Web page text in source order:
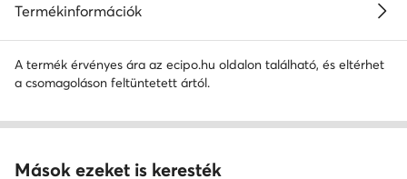
Termékinformációk
A termék érvényes ára az ecipo.hu oldalon található, és eltérhet
a csomagoláson feltüntetett ártól.
Mások ezeket is keresték